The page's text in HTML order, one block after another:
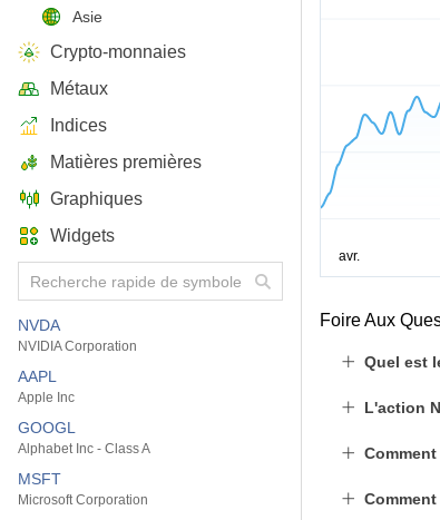
Asie
Crypto-monnaies
Métaux
Indices
Matières premières
Graphiques
Widgets
NVDA
NVIDIA Corporation
AAPL
Apple Inc
GOOGL
Alphabet Inc - Class A
MSFT
Microsoft Corporation
Foire Aux
Quel est
L'action